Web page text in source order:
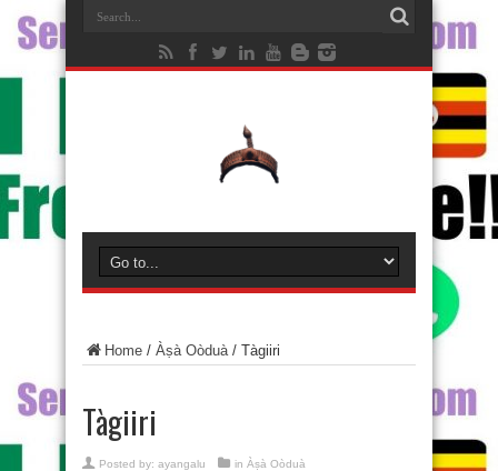
Home / Àṣà Oòduà/ Tàgiiri
Tàgiiri
Posted by: ayangalu in Àṣà Oòduà